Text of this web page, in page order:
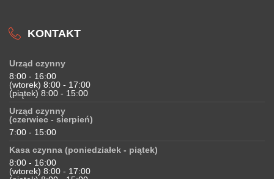
KONTAKT
Urząd czynny
8:00 - 16:00
(wtorek) 8:00 - 17:00
(piątek) 8:00 - 15:00
Urząd czynny
(czerwiec - sierpień)
7:00 - 15:00
Kasa czynna (poniedziałek - piątek)
8:00 - 16:00
(wtorek) 8:00 - 17:00